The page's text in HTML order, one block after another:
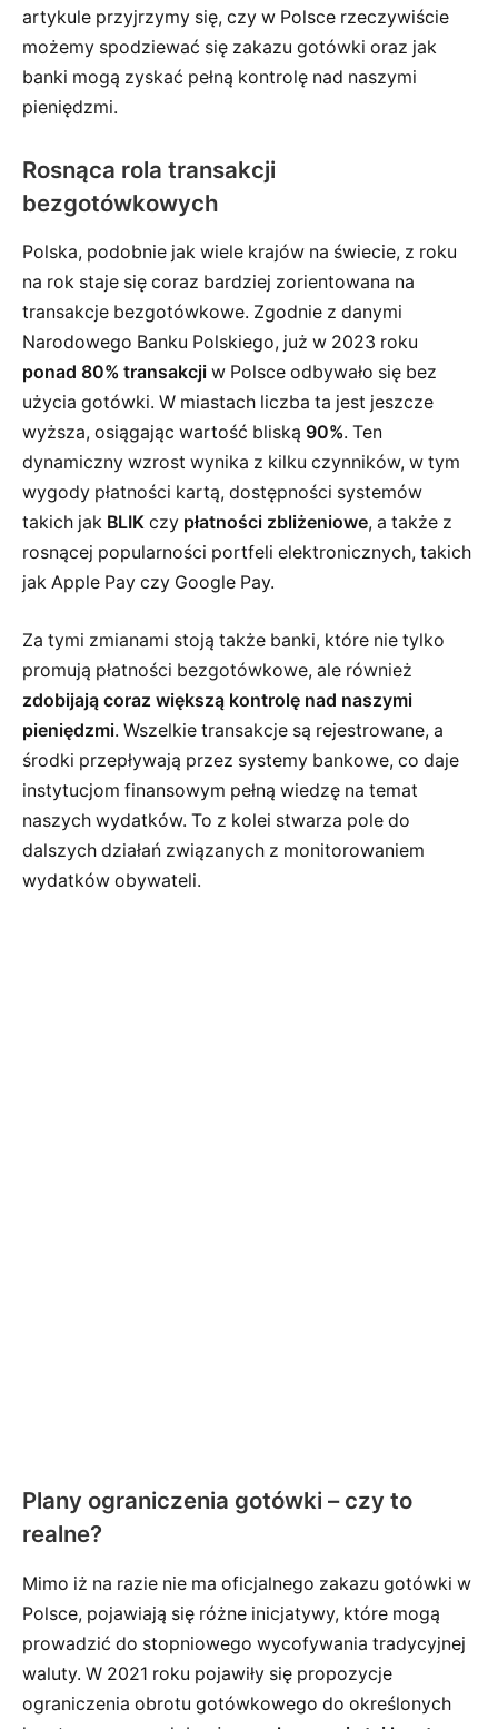
artykule przyjrzymy się, czy w Polsce rzeczywiście
możemy spodziewać się zakazu gotówki oraz jak
banki mogą zyskać pełną kontrolę nad naszymi
pieniędzmi.
Rosnąca rola transakcji
bezgotówkowych
Polska, podobnie jak wiele krajów na świecie, z roku
na rok staje się coraz bardziej zorientowana na
transakcje bezgotówkowe. Zgodnie z danymi
Narodowego Banku Polskiego, już w 2023 roku
ponad 80% transakcji w Polsce odbywało się bez
użycia gotówki. W miastach liczba ta jest jeszcze
wyższa, osiągając wartość bliską 90%. Ten
dynamiczny wzrost wynika z kilku czynników, w tym
wygody płatności kartą, dostępności systemów
takich jak BLIK czy płatności zbliżeniowe, a także z
rosnącej popularności portfeli elektronicznych, takich
jak Apple Pay czy Google Pay.
Za tymi zmianami stoją także banki, które nie tylko
promują płatności bezgotówkowe, ale również
zdobijają coraz większą kontrolę nad naszymi
pieniędzmi. Wszelkie transakcje są rejestrowane, a
środki przepływają przez systemy bankowe, co daje
instytucjom finansowym pełną wiedzę na temat
naszych wydatków. To z kolei stwarza pole do
dalszych działań związanych z monitorowaniem
wydatków obywateli.
Plany ograniczenia gotówki – czy to
realne?
Mimo iż na razie nie ma oficjalnego zakazu gotówki w
Polsce, pojawiają się różne inicjatywy, które mogą
prowadzić do stopniowego wycofywania tradycyjnej
waluty. W 2021 roku pojawiły się propozycje
ograniczenia obrotu gotówkowego do określonych